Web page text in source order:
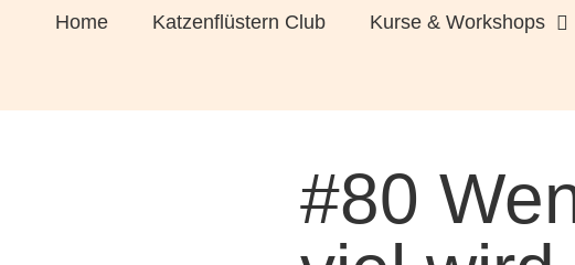
Home Katzenflüstern Club Kurse & Workshops
#80